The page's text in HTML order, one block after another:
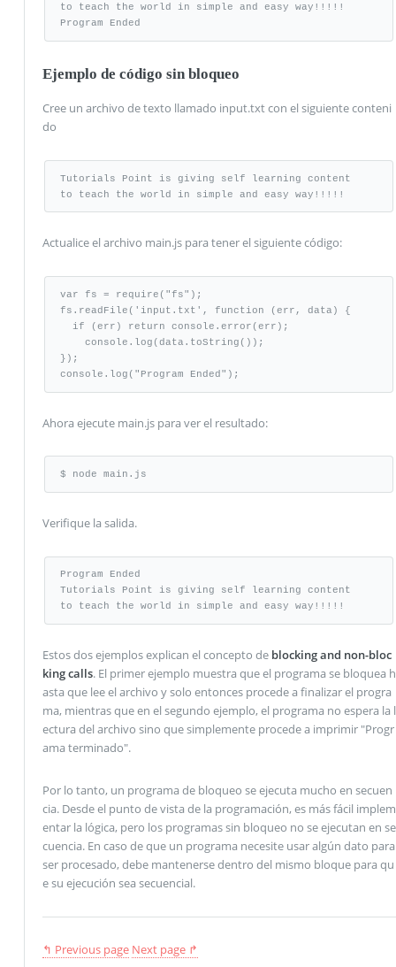
to teach the world in simple and easy way!!!!!
Program Ended
Ejemplo de código sin bloqueo
Cree un archivo de texto llamado input.txt con el siguiente conteni
do
Tutorials Point is giving self learning content
to teach the world in simple and easy way!!!!!
Actualice el archivo main.js para tener el siguiente código:
var fs = require("fs");
fs.readFile('input.txt', function (err, data) {
});
console.log("Program Ended");
Ahora ejecute main.js para ver el resultado:
$ node main.js
Verifique la salida.
Program Ended
Tutorials Point is giving self learning content
to teach the world in simple and easy way!!!!!
Estos dos ejemplos explican el concepto de blocking and non-bloc
king calls. El primer ejemplo muestra que el programa se bloquea h
asta que lee el archivo y solo entonces procede a finalizar el progra
ma, mientras que en el segundo ejemplo, el programa no espera la l
ectura del archivo sino que simplemente procede a imprimir "Progr
ama terminado".
Por lo tanto, un programa de bloqueo se ejecuta mucho en secuen
cia. Desde el punto de vista de la programación, es más fácil implem
entar la lógica, pero los programas sin bloqueo no se ejecutan en se
cuencia. En caso de que un programa necesite usar algún dato para
ser procesado, debe mantenerse dentro del mismo bloque para qu
e su ejecución sea secuencial.
↰ Previous page Next page ↱